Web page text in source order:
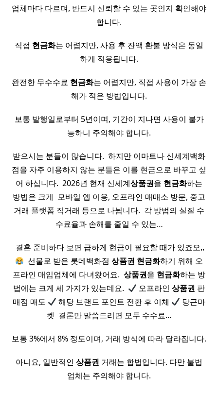
업체마다 다르며, 반드시 신뢰할 수 있는 곳인지 확인해야
합니다.
직접 현금화는 어렵지만, 사용 후 잔액 환불 방식은 동일
하게 적용됩니다.
완전한 무수수료 현금화는 어렵지만, 직접 사용이 가장 손
해가 적은 방법입니다.
보통 발행일로부터 5년이며, 기간이 지나면 사용이 불가
능하니 주의해야 합니다.
받으시는 분들이 많습니다. ​ 하지만 이마트나 신세계백화
점을 자주 이용하지 않는 분들은 이를 현금으로 바꾸고 싶
어 하십니다. ​ 2026년 현재 신세계상품권을 현금화하는
방법은 크게 ​ 모바일 앱 이용, 오프라인 매매소 방문, 중고
거래 플랫폼 직거래 등으로 나뉩니다. ​ 각 방법의 실질 수
수료율과 손해를 줄일 수 있는…
​ 결혼 준비하다 보면 급하게 현금이 필요할 때가 있죠오,,
​ 선물로 받은 롯데백화점상품권 현금화하기 위해 오
프라인 매입업체에 다녀왔어요. ​ 상품권을 현금화하는 방
법에는 크게 세 가지가 있는데요. ​
오프라인상품권 판
매점 매도
해당 브랜드 포인트 전환 후 이체
당근마
켓 ​ 결론만 말씀드리면 모두 수수료…
보통 3%에서 8% 정도이며, 거래 방식에 따라 달라집니다.
아니요, 일반적인 상품권 거래는 합법입니다. 다만 불법
업체는 주의해야 합니다.